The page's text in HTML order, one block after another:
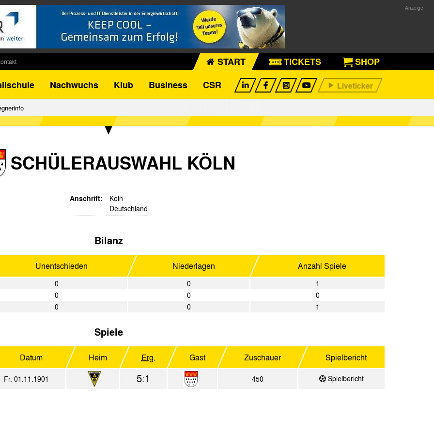
Pokal
START TICKETS
SHOP
Nachwuchs Klub Business CSR
SCHÜLERAUSWAHL KÖLN
Anschrift:
Köln
Deutschland
Bilanz
Unentschieden Niederlagen Anzahl Spiele
0 0
1
0
0
0
0
0 1
Spiele
Datum Heim Erg. Gast Zuschauer Spielbericht
Fr. 01.11.1901 5:1 450 Spielbericht